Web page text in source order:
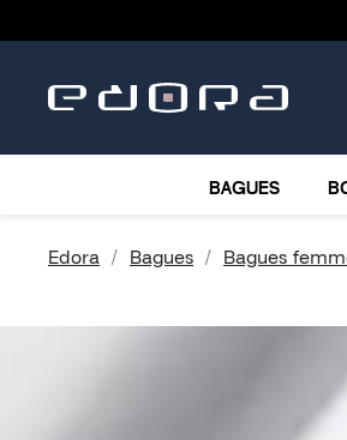
BRACELETS COLLIERS
BAGUES
Edora Bagues Bagues